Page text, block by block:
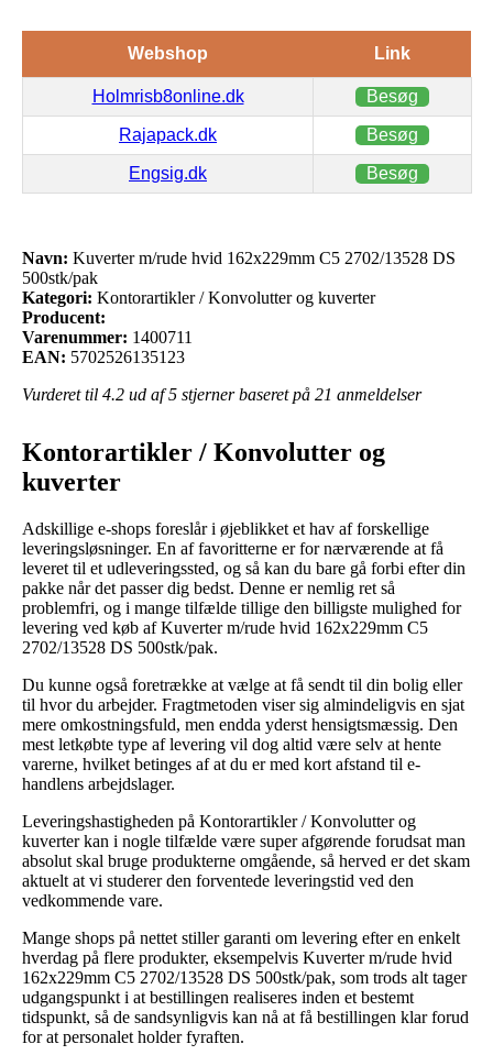
Webshop Link
Holmrisb8online.dk Besøg
Rajapack.dk Besøg
Engsig.dk Besøg
Navn: Kuverter m/rude hvid 162x229mm C5 2702/13528 DS
500stk/pak
Kategori: Kontorartikler / Konvolutter og kuverter
Producent:
Varenummer: 1400711
EAN: 5702526135123
Vurderet til 4.2 ud af 5 stjerner baseret på 21 anmeldelser
Kontorartikler / Konvolutter og
kuverter
Adskillige e-shops foreslår i øjeblikket et hav af forskellige
leveringsløsninger. En af favoritterne er for nærværende at få
leveret til et udleveringssted, og så kan du bare gå forbi efter din
pakke når det passer dig bedst. Denne er nemlig ret så
problemfri, og i mange tilfælde tillige den billigste mulighed for
levering ved køb af Kuverter m/rude hvid 162x229mm C5
2702/13528 DS 500stk/pak.
Du kunne også foretrække at vælge at få sendt til din bolig eller
til hvor du arbejder. Fragtmetoden viser sig almindeligvis en sjat
mere omkostningsfuld, men endda yderst hensigtsmæssig. Den
mest letkøbte type af levering vil dog altid være selv at hente
varerne, hvilket betinges af at du er med kort afstand til e-
handlens arbejdslager.
Leveringshastigheden på Kontorartikler / Konvolutter og
kuverter kan i nogle tilfælde være super afgørende forudsat man
absolut skal bruge produkterne omgående, så herved er det skam
aktuelt at vi studerer den forventede leveringstid ved den
vedkommende vare.
Mange shops på nettet stiller garanti om levering efter en enkelt
hverdag på flere produkter, eksempelvis Kuverter m/rude hvid
162x229mm C5 2702/13528 DS 500stk/pak, som trods alt tager
udgangspunkt i at bestillingen realiseres inden et bestemt
tidspunkt, så de sandsynligvis kan nå at få bestillingen klar forud
for at personalet holder fyraften.